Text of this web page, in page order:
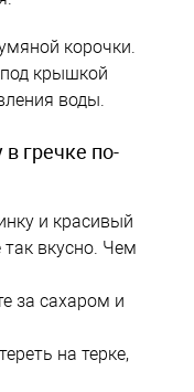
корочки.
крышкой
воды.
гречке по-
и красивый
вкусно. Чем
за сахаром и
на терке,